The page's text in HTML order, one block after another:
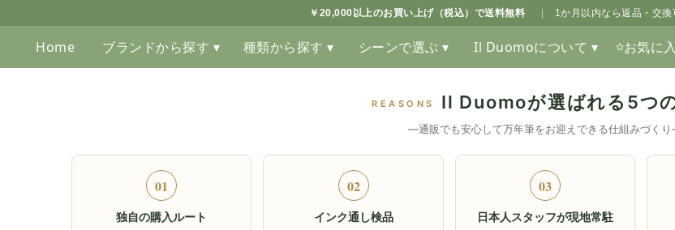
￥20,000以上のお買い上げ（税込）で送料無料 1か月以内なら返品・交換
Home ブランドから探す ▾ 種類から探す ▾ シーンで選ぶ ▾ Il Duomoについて ▾ お気に
REASONS Il Duomoが選ばれる5つ
―通販でも安心して万年筆をお迎えできる仕組みづく
01
独自の購入ルート
02
インク通し検品
03
日本人スタッフが現地常駐